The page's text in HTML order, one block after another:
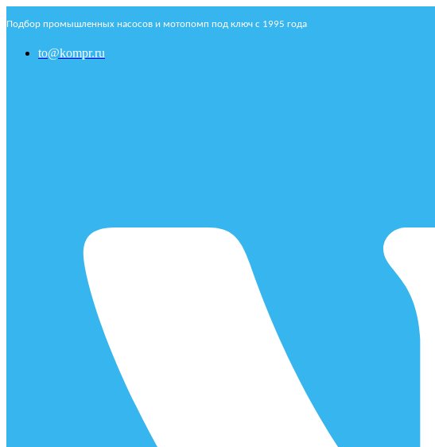
Подбор промышленных насосов и мотопомп под ключ с 1995 года
to@kompr.ru